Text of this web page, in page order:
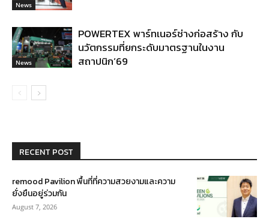
News
News
POWERTEX พาร์ทเนอร์ช่างก่อสร้าง กับ
นวัตกรรมที่ยกระดับมาตรฐานในงาน
สถาปนิก’69
RECENT POST
remood Pavilion พื้นที่ที่ความสวยงามและความ
ยั่งยืนอยู่ร่วมกัน
August 7, 2026